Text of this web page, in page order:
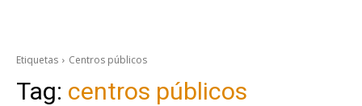
Etiquetas Centros públicos
Tag: centros públicos